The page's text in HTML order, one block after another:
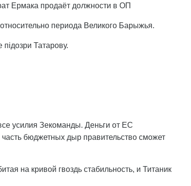
Ермака продаёт должности в ОП
периода Великого Барыжья.
Татарову.
усилия Зекоманды. Деньги от ЕС
бюджетных дыр правительство сможет
на кривой гвоздь стабильность, и Титаник